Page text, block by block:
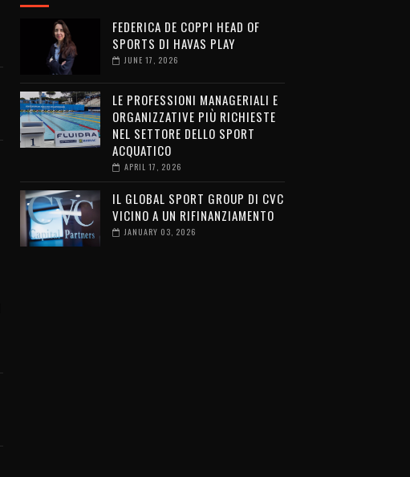
FEDERICA DE COPPI HEAD OF
SPORTS DI HAVAS PLAY
JUNE 17, 2026
LE PROFESSIONI MANAGERIALI E
ORGANIZZATIVE PIÙ RICHIESTE
NEL SETTORE DELLO SPORT
ACQUATICO
APRIL 17, 2026
IL GLOBAL SPORT GROUP DI CVC
VICINO A UN RIFINANZIAMENTO
JANUARY 03, 2026